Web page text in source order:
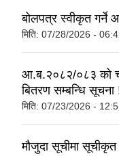
बोलपत्र स्वीकृत गर्ने
मिति: 07/28/2026 -
आ.ब.२०८२/०८३ को
बितरण सम्बन्धि सूचना
मिति: 07/23/2026 -
मौजुदा सूचीमा